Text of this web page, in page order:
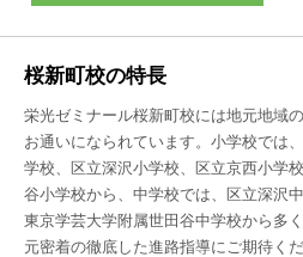
桜新町校の特長
栄光ゼミナール桜新町校には地元地域
お通いになられています。小学校では
学校、区立深沢小学校、区立京西小学
谷小学校から、中学校では、区立深沢
東京学芸大学附属世田谷中学校から多
元密着の徹底した進路指導にご期待くだ